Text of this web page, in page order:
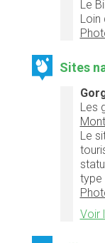
Le
Sites
Les
Le
type
Voir